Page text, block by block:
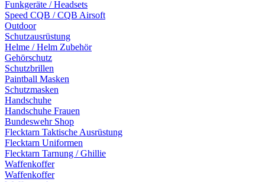
Funkgeräte / Headsets
Speed CQB / CQB Airsoft
Outdoor
Schutzausrüstung
Helme / Helm Zubehör
Gehörschutz
Schutzbrillen
Paintball Masken
Schutzmasken
Handschuhe
Handschuhe Frauen
Bundeswehr Shop
Flecktarn Taktische Ausrüstung
Flecktarn Uniformen
Flecktarn Tarnung / Ghillie
Waffenkoffer
Waffenkoffer